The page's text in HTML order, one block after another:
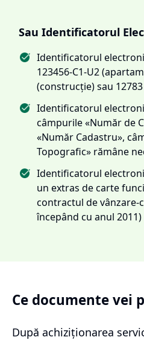
Sau Identificatorul
Identificatorul
123456-C1-U2
(construcție) sau
Identificatorul
câmpurile «Număr de
«Număr Cadastru»,
Topografic» rămâne
Identificatorul
un extras de carte
contractul de
începând cu anul 2011)
Ce documente vei
După achiziționarea